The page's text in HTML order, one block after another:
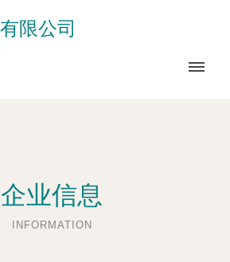
限公司
企业信息
INFORMATION